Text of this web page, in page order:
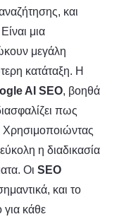
και
μια
μεγάλη
κατάταξη. Η
AI SEO, βοηθά
πως
Χρησιμοποιώντας
η διαδικασία
Οι SEO
και το
για κάθε